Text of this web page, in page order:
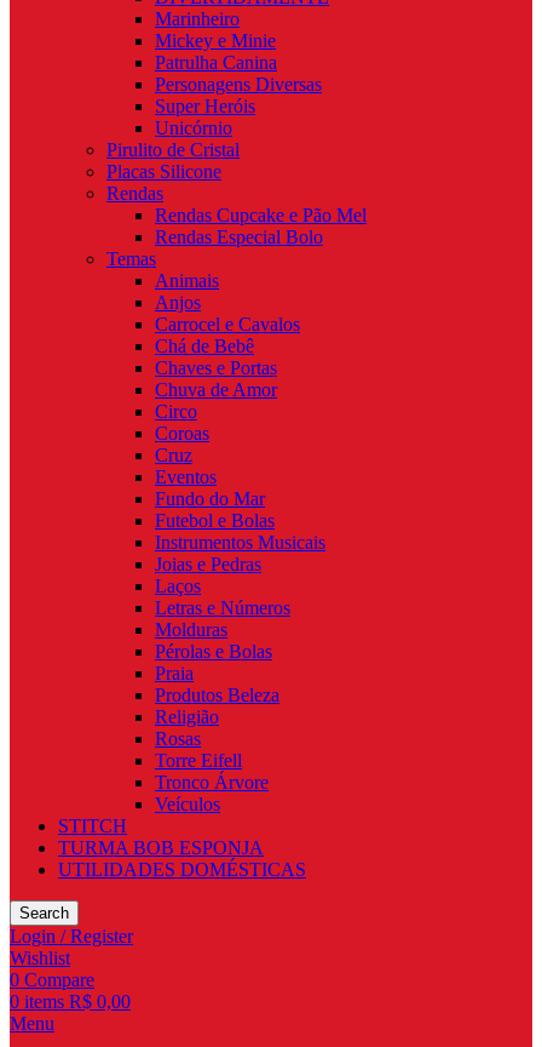
Marinheiro
Mickey e Minie
Patrulha Canina
Personagens Diversas
Super Heróis
Unicórnio
Pirulito de Cristal
Placas Silicone
Rendas
Rendas Cupcake e Pão Mel
Rendas Especial Bolo
Temas
Animais
Anjos
Carrocel e Cavalos
Chá de Bebê
Chaves e Portas
Chuva de Amor
Circo
Coroas
Cruz
Eventos
Fundo do Mar
Futebol e Bolas
Instrumentos Musicais
Joias e Pedras
Laços
Letras e Números
Molduras
Pérolas e Bolas
Praia
Produtos Beleza
Religião
Rosas
Torre Eifell
Tronco Árvore
Veículos
STITCH
TURMA BOB ESPONJA
UTILIDADES DOMÉSTICAS
Search
Login / Register
Wishlist
0 Compare
0 items R$ 0,00
Menu